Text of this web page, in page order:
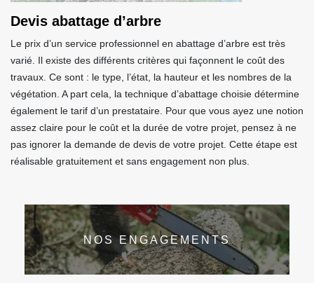
Devis abattage d’arbre
Le prix d’un service professionnel en abattage d’arbre est très
varié. Il existe des différents critères qui façonnent le coût des
travaux. Ce sont : le type, l’état, la hauteur et les nombres de la
végétation. A part cela, la technique d’abattage choisie détermine
également le tarif d’un prestataire. Pour que vous ayez une notion
assez claire pour le coût et la durée de votre projet, pensez à ne
pas ignorer la demande de devis de votre projet. Cette étape est
réalisable gratuitement et sans engagement non plus.
NOS ENGAGEMENTS